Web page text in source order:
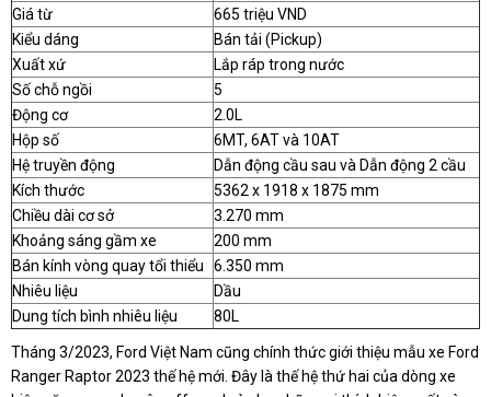
Giá từ
665 triệu VND
Kiểu dáng
Bán tải (Pickup)
Xuất xứ
Lắp ráp trong nước
Số chỗ ngồi
5
Động cơ
2.0L
Hộp số
6MT, 6AT và 10AT
Hệ truyền động
Dẫn động cầu sau và Dẫn động 2 cầu
Kích thước
5362 x 1918 x 1875 mm
Chiều dài cơ sở
3.270 mm
Khoảng sáng gầm xe
200 mm
Bán kính vòng quay tổi thiểu
6.350 mm
Nhiêu liệu
Dầu
Dung tích bình nhiêu liệu
80L
Tháng 3/2023, Ford Việt Nam cũng chính thức giới thiệu mẫu xe Ford
Ranger Raptor 2023 thế hệ mới. Đây là thế hệ thứ hai của dòng xe